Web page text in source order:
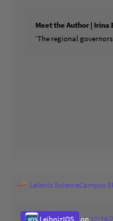
Meet the Author | Irina
‘The regional
Leibniz ScienceCampus
LeibnizIOS on 12/14/